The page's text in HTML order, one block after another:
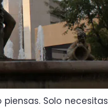
Solo necesitas